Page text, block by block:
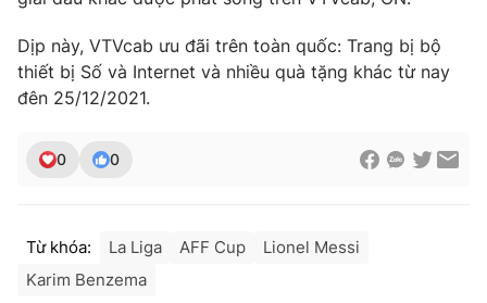
® Cấm sao chép dưới mọi hình thức nếu không có sự chấp
thuận bằng văn bản. Ghi rõ nguồn VTV.vn khi phát hành lại
thông tin từ website này.
Dịp này, VTVcab ưu đãi trên toàn quốc: Trang bị bộ
thiết bị Số và Internet và nhiều quà tặng khác từ nay
đên 25/12/2021.
0 0
Từ khóa: La Liga AFF Cup
Lionel Messi
Karim Benzema